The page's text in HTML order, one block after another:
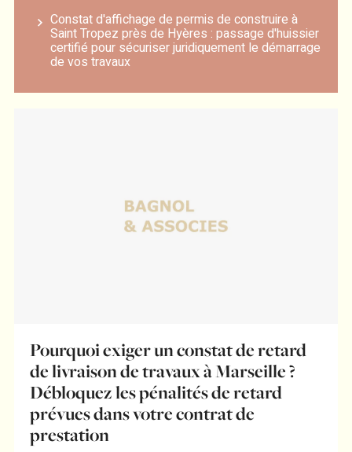
Constat d'affichage de permis de construire à
Saint Tropez près de Hyères : passage d'huissier
certifié pour sécuriser juridiquement le démarrage
de vos travaux
Pourquoi exiger un constat de retard
de livraison de travaux à Marseille ?
Débloquez les pénalités de retard
prévues dans votre contrat de
prestation